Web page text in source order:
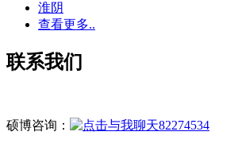
淮阴
查看更多..
联系我们
硕博咨询： 82274534